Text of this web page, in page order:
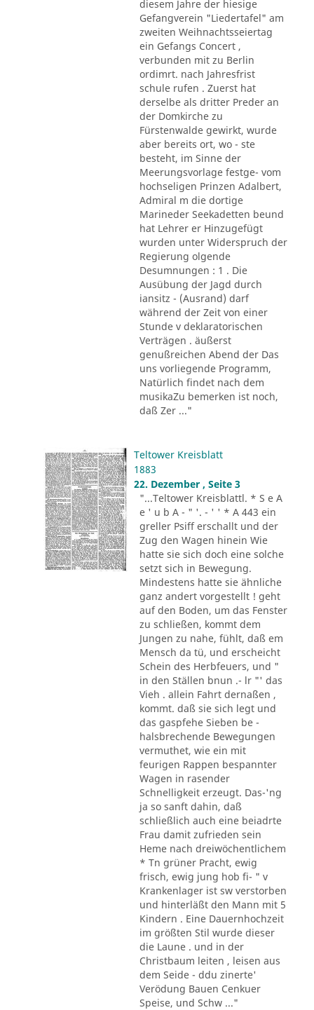
diesem Jahre der hiesige
Gefangverein "Liedertafel" am
zweiten Weihnachtsseiertag
ein Gefangs Concert ,
verbunden mit zu Berlin
ordimrt. nach Jahresfrist
schule rufen . Zuerst hat
derselbe als dritter Preder an
der Domkirche zu
Fürstenwalde gewirkt, wurde
aber bereits ort, wo - ste
besteht, im Sinne der
Meerungsvorlage festge- vom
hochseligen Prinzen Adalbert,
Admiral m die dortige
Marineder Seekadetten beund
hat Lehrer er Hinzugefügt
wurden unter Widerspruch der
Regierung olgende
Desumnungen : 1 . Die
Ausübung der Jagd durch
iansitz - (Ausrand) darf
während der Zeit von einer
Stunde v deklaratorischen
Verträgen . äußerst
genußreichen Abend der Das
uns vorliegende Programm,
Natürlich findet nach dem
musikaZu bemerken ist noch,
daß Zer ..."
Teltower Kreisblatt
1883
22. Dezember , Seite 3
"...Teltower Kreisblattl. * S e A
e ' u b A - " '. - ' ' * A 443 ein
greller Psiff erschallt und der
Zug den Wagen hinein Wie
hatte sie sich doch eine solche
setzt sich in Bewegung.
Mindestens hatte sie ähnliche
ganz andert vorgestellt ! geht
auf den Boden, um das Fenster
zu schließen, kommt dem
Jungen zu nahe, fühlt, daß em
Mensch da tü, und erscheicht
Schein des Herbfeuers, und "
in den Ställen bnun .- lr "' das
Vieh . allein Fahrt dernaßen ,
kommt. daß sie sich legt und
das gaspfehe Sieben be -
halsbrechende Bewegungen
vermuthet, wie ein mit
feurigen Rappen bespannter
Wagen in rasender
Schnelligkeit erzeugt. Das-'ng
ja so sanft dahin, daß
schließlich auch eine beiadrte
Frau damit zufrieden sein
Heme nach dreiwöchentlichem
* Tn grüner Pracht, ewig
frisch, ewig jung hob fi- " v
Krankenlager ist sw verstorben
und hinterläßt den Mann mit 5
Kindern . Eine Dauernhochzeit
im größten Stil wurde dieser
die Laune . und in der
Christbaum leiten , leisen aus
dem Seide - ddu zinerte'
Verödung Bauen Cenkuer
Speise, und Schw ..."